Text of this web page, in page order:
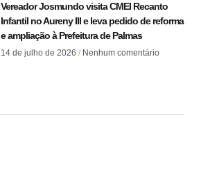
Vereador Josmundo visita CMEI Recanto
Infantil no Aureny III e leva pedido de reforma
e ampliação à Prefeitura de Palmas
14 de julho de 2026 Nenhum comentário